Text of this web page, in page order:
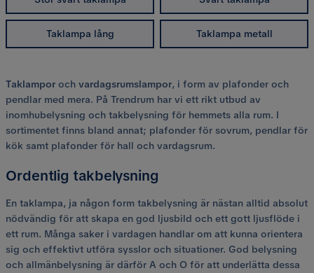
Taklampa lång Taklampa metall
Taklampor och vardagsrumslampor, i form av plafonder och
pendlar med mera. På Trendrum har vi ett rikt utbud av
inomhubelysning och takbelysning för hemmets alla rum. I
sortimentet finns bland annat; plafonder för sovrum, pendlar för
kök samt plafonder för hall och vardagsrum.
Ordentlig takbelysning
En taklampa, ja någon form takbelysning är nästan alltid absolut
nödvändig för att skapa en god ljusbild och ett gott ljusflöde i
ett rum. Många saker i vardagen handlar om att kunna orientera
sig och effektivt utföra sysslor och situationer. God belysning
och allmänbelysning är därför A och O för att underlätta dessa